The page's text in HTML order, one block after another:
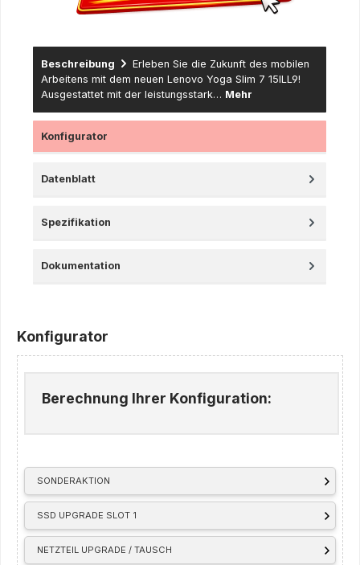
Beschreibung
Erleben Sie die Zukunft des mobilen
Arbeitens mit dem neuen Lenovo Yoga Slim 7 15ILL9!
Ausgestattet mit der leistungsstark… Mehr
Konfigurator
Datenblatt
Spezifikation
Dokumentation
Konfigurator
SONDERAKTION
SSD UPGRADE SLOT 1
NETZTEIL UPGRADE / TAUSCH
Berechnung Ihrer Konfiguration: